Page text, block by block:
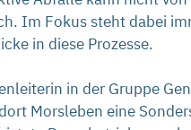
Im Fokus steht dabei
in diese Prozesse.
in der Gruppe
Morsleben eine